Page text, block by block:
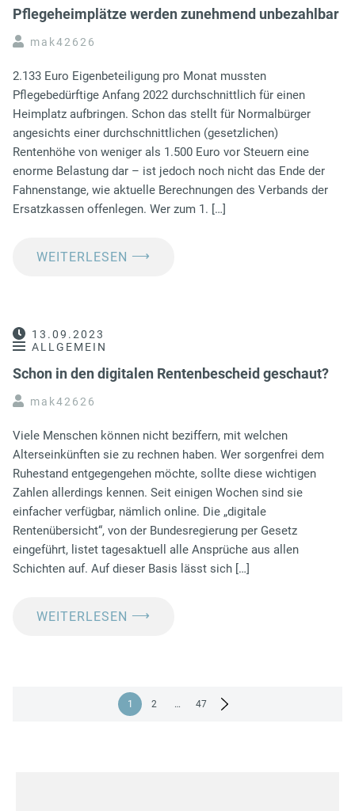
Pflegeheimplätze werden zunehmend unbezahlbar
mak42626
2.133 Euro Eigenbeteiligung pro Monat mussten
Pflegebedürftige Anfang 2022 durchschnittlich für einen
Heimplatz aufbringen. Schon das stellt für Normalbürger
angesichts einer durchschnittlichen (gesetzlichen)
Rentenhöhe von weniger als 1.500 Euro vor Steuern eine
enorme Belastung dar – ist jedoch noch nicht das Ende der
Fahnenstange, wie aktuelle Berechnungen des Verbands der
Ersatzkassen offenlegen. Wer zum 1. […]
WEITERLESEN ⟶
13.09.2023
ALLGEMEIN
Schon in den digitalen Rentenbescheid geschaut?
mak42626
Viele Menschen können nicht beziffern, mit welchen
Alterseinkünften sie zu rechnen haben. Wer sorgenfrei dem
Ruhestand entgegengehen möchte, sollte diese wichtigen
Zahlen allerdings kennen. Seit einigen Wochen sind sie
einfacher verfügbar, nämlich online. Die „digitale
Rentenübersicht“, von der Bundesregierung per Gesetz
eingeführt, listet tagesaktuell alle Ansprüche aus allen
Schichten auf. Auf dieser Basis lässt sich […]
WEITERLESEN ⟶
Seitennummerierung
1 2 … 47